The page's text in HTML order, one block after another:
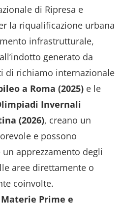
di Ripresa e
la riqualificazione urbana
infrastrutturale,
generato da
di richiamo internazionale
a Roma (2025) e le
Invernali
(2026), creano un
e possono
apprezzamento degli
aree direttamente o
coinvolte.
Prime e